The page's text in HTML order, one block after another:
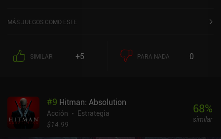
MÁS JUEGOS COMO ESTE
SIMILAR +5 PARA NADA 0
#9 Hitman: Absolution
Acción
Estrategia
$14.99
68%
similar